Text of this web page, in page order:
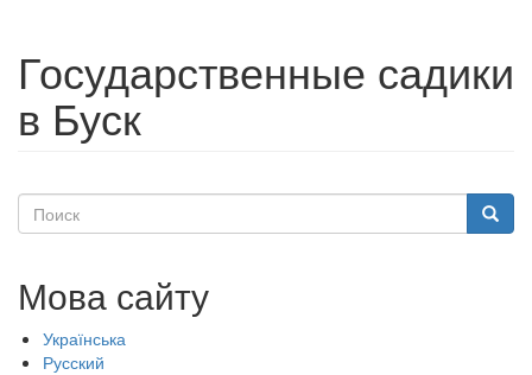
Государственные садики
в Буск
Поиск Поиск
Мова сайту
Українська
Русский